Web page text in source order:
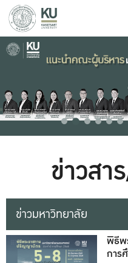
ข่าวส
ข่าวมหาวิทยาลัย
พิธีพ
การ